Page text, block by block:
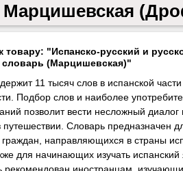
Марцишевская
товару: "Испанско-русский и
словарь (Марцишевская)"
11 тысяч слов в испанской
Подбор слов и наиболее
позволит вести несложный диалог
путешествии. Словарь предназначен
граждан, направляющихся в страны
для начинающих изучать испанский